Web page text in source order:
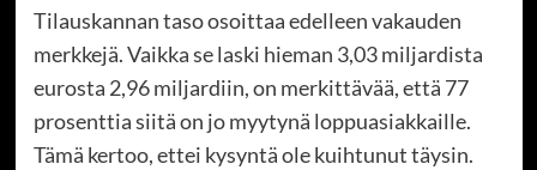
Tilauskannan taso osoittaa edelleen vakauden
merkkejä. Vaikka se laski hieman 3,03 miljardista
eurosta 2,96 miljardiin, on merkittävää, että 77
prosenttia siitä on jo myytynä loppuasiakkaille.
Tämä kertoo, ettei kysyntä ole kuihtunut täysin.